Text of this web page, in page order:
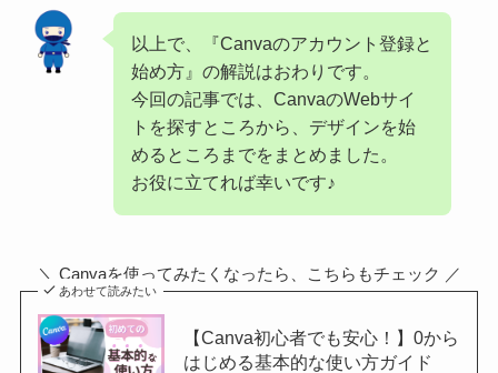
以上で、『Canvaのアカウント登録と
始め方』の解説はおわりです。
今回の記事では、CanvaのWebサイ
トを探すところから、デザインを始
めるところまでをまとめました。
お役に立てれば幸いです♪
＼ Canvaを使ってみたくなったら、こちらもチェック ／
あわせて読みたい
【Canva初心者でも安心！】0から
はじめる基本的な使い方ガイド